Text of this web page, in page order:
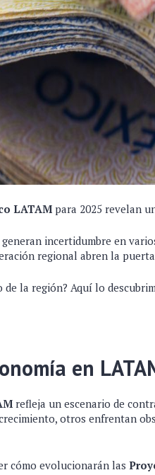
LATAM para 2025 revelan
incertidumbre en
regional abren la
la región? Aquí lo
en
refleja un escenario de
otros enfrentan
cómo evolucionarán las